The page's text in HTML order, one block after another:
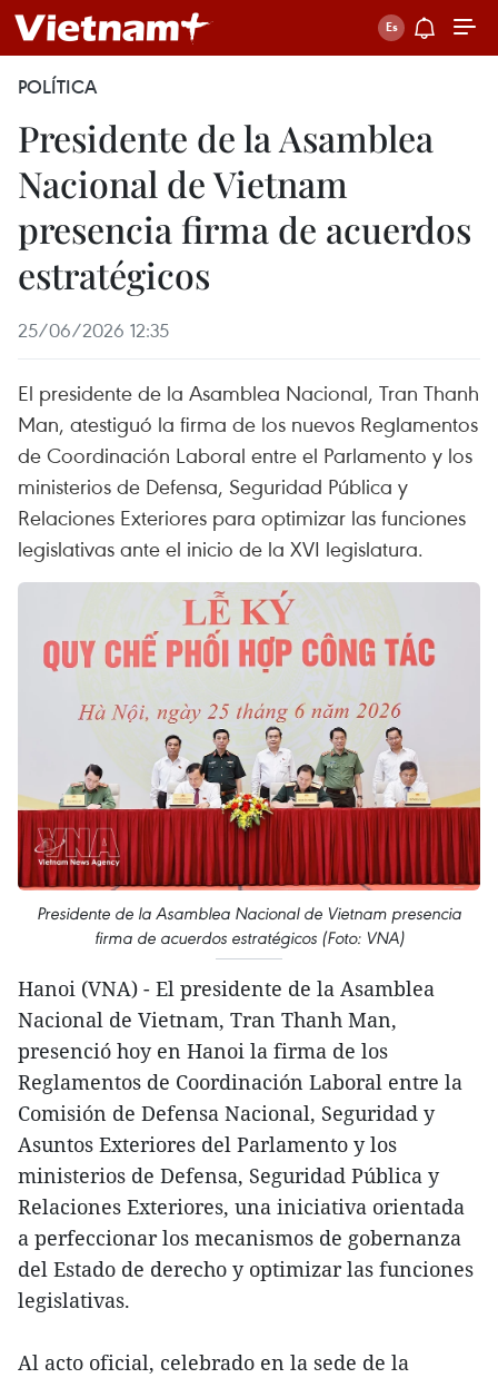
POLÍTICA
Presidente de la Asamblea
Nacional de Vietnam
presencia firma de acuerdos
estratégicos
25/06/2026 12:35
El presidente de la Asamblea Nacional, Tran Thanh
Man, atestiguó la firma de los nuevos Reglamentos
de Coordinación Laboral entre el Parlamento y los
ministerios de Defensa, Seguridad Pública y
Relaciones Exteriores para optimizar las funciones
legislativas ante el inicio de la XVI legislatura.
Presidente de la Asamblea Nacional de Vietnam presencia
firma de acuerdos estratégicos (Foto: VNA)
Hanoi (VNA) - El presidente de la Asamblea
Nacional de Vietnam, Tran Thanh Man,
presenció hoy en Hanoi la firma de los
Reglamentos de Coordinación Laboral entre la
Comisión de Defensa Nacional, Seguridad y
Asuntos Exteriores del Parlamento y los
ministerios de Defensa, Seguridad Pública y
Relaciones Exteriores, una iniciativa orientada
a perfeccionar los mecanismos de gobernanza
del Estado de derecho y optimizar las funciones
legislativas.
Al acto oficial, celebrado en la sede de la